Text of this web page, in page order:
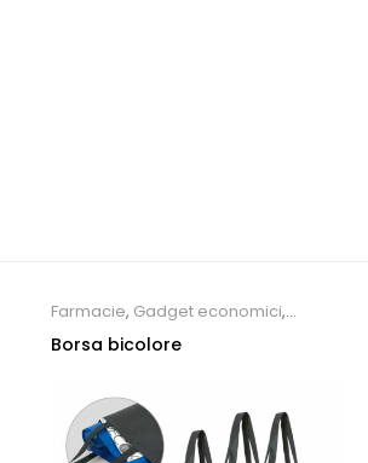
Farmacie, Gadget economici,
Shopper personalizzate
Borsa bicolore